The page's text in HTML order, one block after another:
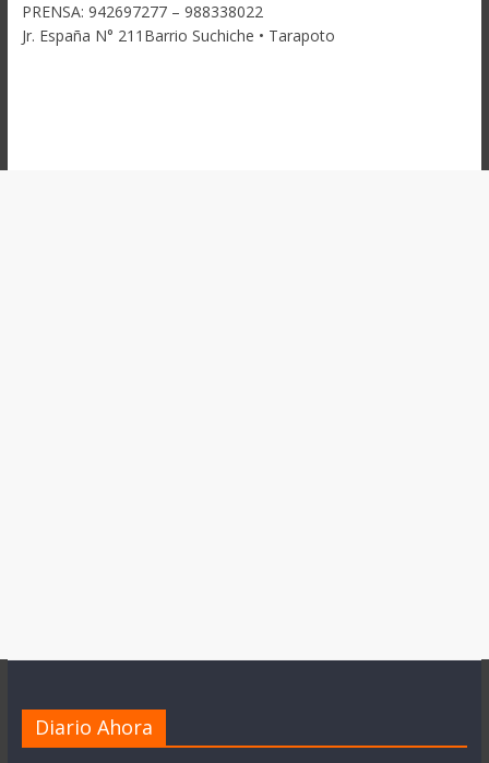
PRENSA: 942697277 – 988338022
Jr. España N° 211Barrio Suchiche • Tarapoto
Diario Ahora